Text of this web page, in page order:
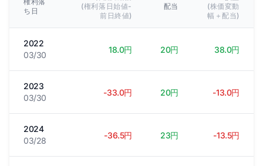
ち日
(権利落日始値-
前日終値)
配当
(株価変動
幅＋配当)
2022
03/30
18.0円 20円 38.0円
2023
03/30
-33.0円 20円 -13.0円
2024
03/28
-36.5円 23円 -13.5円